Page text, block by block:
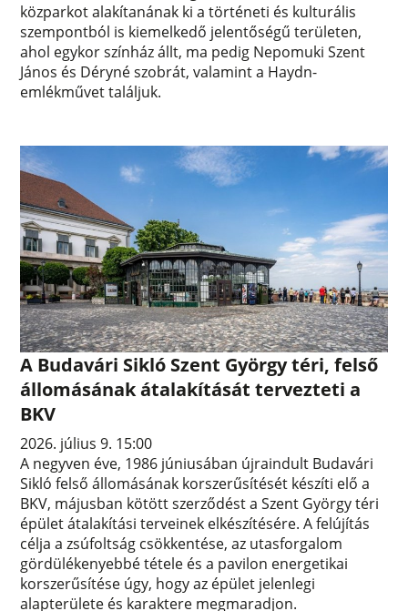
közparkot alakítanának ki a történeti és kulturális
szempontból is kiemelkedő jelentőségű területen,
ahol egykor színház állt, ma pedig Nepomuki Szent
János és Déryné szobrát, valamint a Haydn-
emlékművet találjuk.
A Budavári Sikló Szent György téri, felső
állomásának átalakítását tervezteti a
BKV
2026. július 9. 15:00
A negyven éve, 1986 júniusában újraindult Budavári
Sikló felső állomásának korszerűsítését készíti elő a
BKV, májusban kötött szerződést a Szent György téri
épület átalakítási terveinek elkészítésére. A felújítás
célja a zsúfoltság csökkentése, az utasforgalom
gördülékenyebbé tétele és a pavilon energetikai
korszerűsítése úgy, hogy az épület jelenlegi
alapterülete és karaktere megmaradjon.